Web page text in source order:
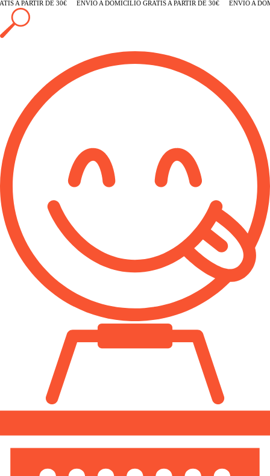
A PARTIR DE 30€ ENVÍO A DOMICILIO GRATIS A PARTIR DE 30€ ENVÍO A